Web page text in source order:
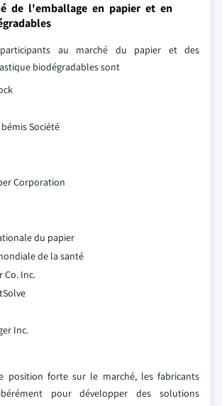
de l'emballage en papier et en
au marché du papier et des
biodégradables sont
Société
Corporation
du papier
de la santé
Co. Inc.
Inc.
position forte sur le marché, les fabricants
pour développer des solutions